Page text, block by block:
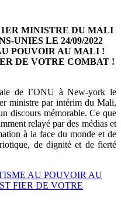
1ER MINISTRE DU MALI
UNIES LE 24/09/2022
POUVOIR AU MALI !
DE VOTRE COMBAT !
de l’ONU à New-york le
ministre par intérim du Mali,
discours mémorable. Ce que
relayé par des médias et
à la face du monde et de
de dignité et de fierté
AU POUVOIR AU
FIER DE VOTRE